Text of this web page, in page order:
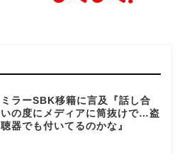
ミラーSBK移籍に言及『話し合
いの度にメディアに筒抜けで…盗
聴器でも付いてるのかな』